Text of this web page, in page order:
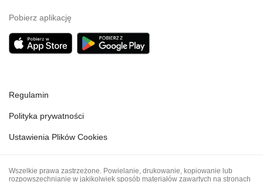
Pobierz aplikację
Regulamin
Polityka prywatności
Ustawienia Plików Cookies
Wszelkie prawa zastrzeżone. Powielanie, drukowanie, kopiowanie lub
rozpowszechnianie w jakikolwiek sposób materiałów zawartych na stronach